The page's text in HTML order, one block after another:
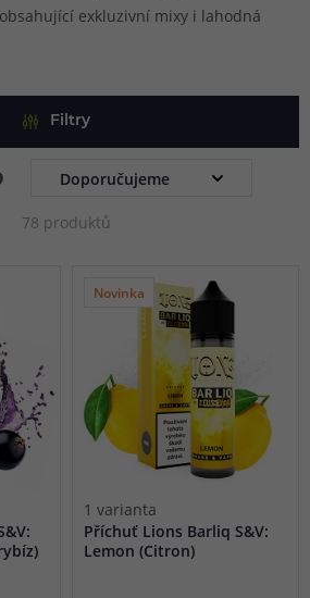
exkluzivní mixy i lahodná
míchání vlastního e-liquidu.
i zahraničních výrobců, díky čemuž
Filtry
78 produktů
Novinka
1 varianta
Příchuť Lions Barliq S&V:
Lemon (Citron)